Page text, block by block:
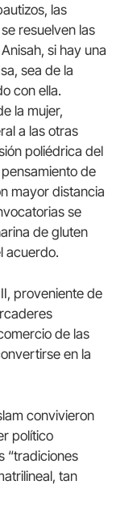
las
resuelven las
si hay una
sea de la
con ella.
la mujer,
a las otras
poliédrica del
de
mayor distancia
se
de gluten
acuerdo.
proveniente de
de las
en la
convivieron
político
“tradiciones
tan